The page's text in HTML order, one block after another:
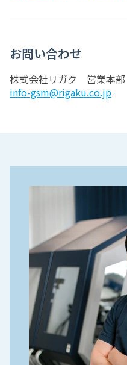
お問い合わせ
株式会社リガク 営業本部
info-gsm@rigaku.co.jp